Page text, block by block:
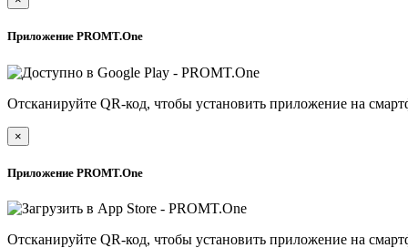
Приложение PROMT.One
Отсканируйте QR-код, чтобы установить приложение на
×
Приложение PROMT.One
Отсканируйте QR-код, чтобы установить приложение на